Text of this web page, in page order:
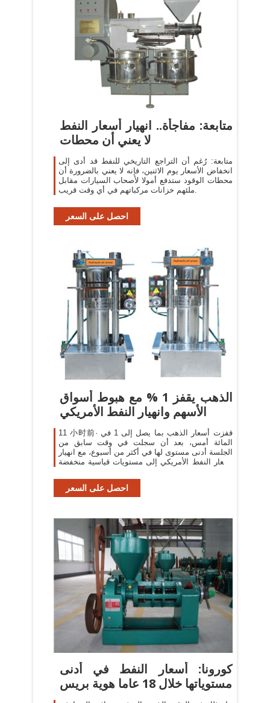
متابعة: مفاجأة.. انهيار أسعار النفط
لا يعني أن محطات
متابعة: رُغم أن التراجع التاريخي للنفط قد أدى إلى
انخفاض الأسعار يوم الاثنين، فإنه لا يعني بالضرورة أن
محطات الوقود ستدفع أمولا لأصحاب السيارات مقابل
ملئهم خزانات مركباتهم في أي وقت قريب.
احصل على السعر
الذهب يقفز 1 % مع هبوط أسواق
الأسهم وانهيار النفط الأمريكي
11 小时前· قفزت أسعار الذهب بما يصل إلى 1 في
المائة أمس، بعد أن سجلت في وقت سابق من
الجلسة أدنى مستوى لها في أكثر من أسبوع، مع انهيار
أسعار النفط الأمريكي إلى مستويات قياسية منخفضة
احصل على السعر
كورونا: أسعار النفط في أدنى
مستوياتها خلال 18 عاما هوية بريس